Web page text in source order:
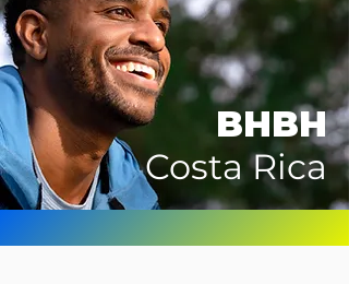
BHBH
Costa Rica